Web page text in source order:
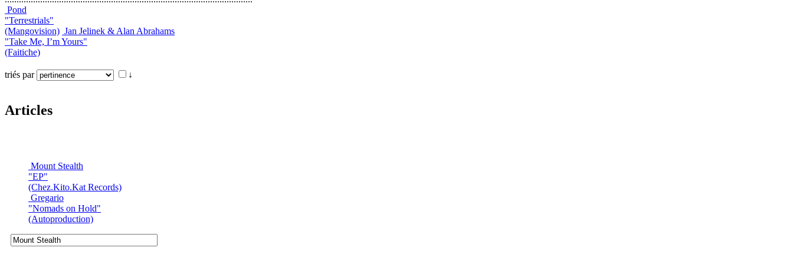
Pond
"Terrestrials"
(Mangovision) Jan Jelinek & Alan Abrahams
"Take Me, I’m Yours"
(Faitiche)
triés par ↓
Articles
Mount Stealth
"EP"
(Chez.Kito.Kat Records)
Gregario
"Nomads on Hold"
(Autoproduction)